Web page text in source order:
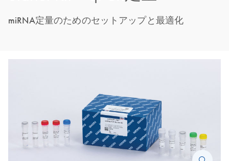
miRNA定量のためのセットアップと最適化